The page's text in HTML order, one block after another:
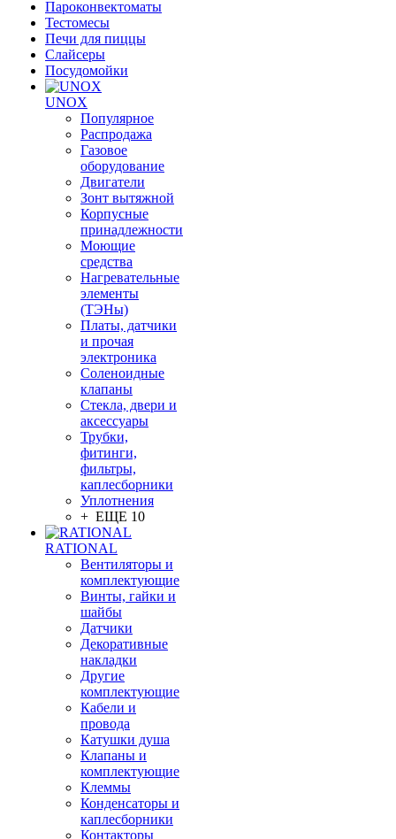
Пароконвектоматы
Тестомесы
Печи для пиццы
Слайсеры
Посудомойки
UNOX
Популярное
Распродажа
Газовое
оборудование
Двигатели
Зонт вытяжной
Корпусные
принадлежности
Моющие
средства
Нагревательные
элементы
(ТЭНы)
Платы, датчики
и прочая
электроника
Соленоидные
клапаны
Стекла, двери и
аксессуары
Трубки,
фитинги,
фильтры,
каплесборники
Уплотнения
+ ЕЩЕ 10
RATIONAL
Вентиляторы и
комплектующие
Винты, гайки и
шайбы
Датчики
Декоративные
накладки
Другие
комплектующие
Кабели и
провода
Катушки душа
Клапаны и
комплектующие
Клеммы
Конденсаторы и
каплесборники
Контакторы